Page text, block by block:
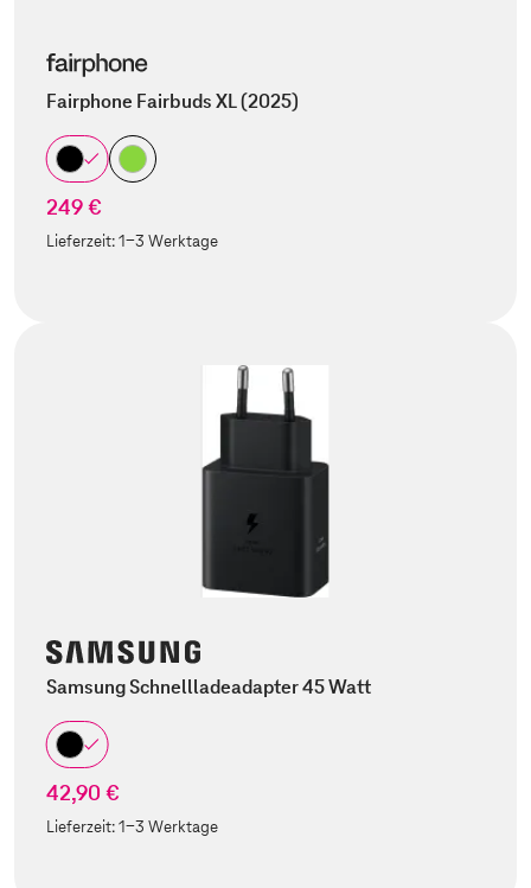
Fairphone Fairbuds XL (2025)
249 €
Lieferzeit:1-3 Werktage
Samsung Schnellladeadapter 45 Watt
42,90 €
Lieferzeit:1-3 Werktage